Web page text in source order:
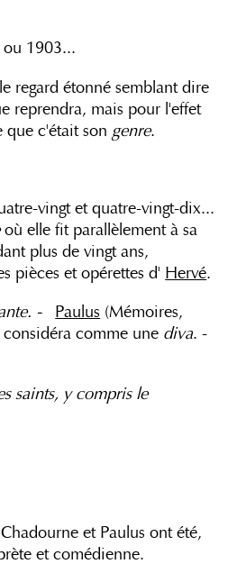
1903...
regard étonné semblant dire
reprendra, mais pour l'effet
que c'était son genre.
vingt et quatre-vingt-dix...
où elle fit parallèlement à sa
plus de vingt ans,
pièces et opérettes d' Hervé.
- Paulus (Mémoires,
comme une diva. -
saints, y compris le
et Paulus ont été,
et comédienne.